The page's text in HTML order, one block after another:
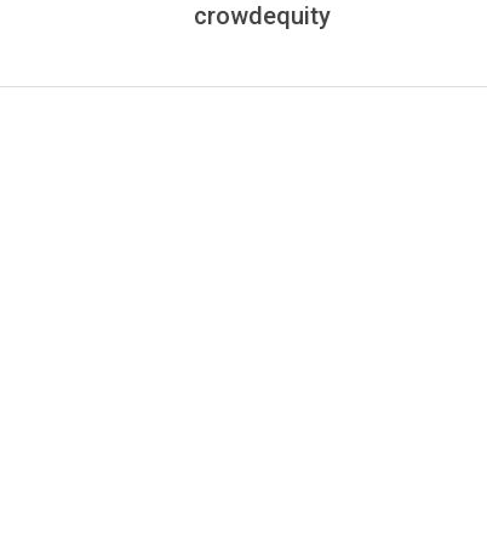
crowdequity